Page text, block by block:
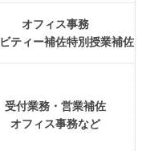
オフィス事務
ティー補佐特別授業補佐な
受付業務・営業補佐
オフィス事務など